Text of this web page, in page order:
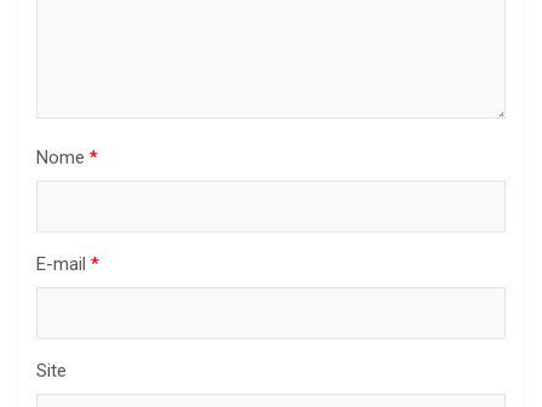
Nome *
E-mail *
Site